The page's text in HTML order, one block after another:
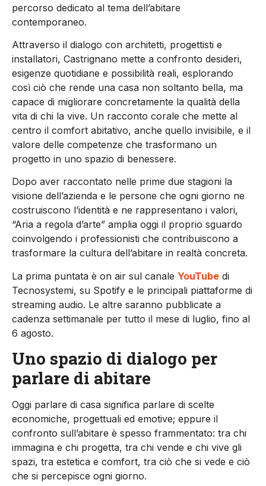
percorso dedicato al tema dell’abitare
contemporaneo.
Attraverso il dialogo con architetti, progettisti e
installatori, Castrignano mette a confronto desideri,
esigenze quotidiane e possibilità reali, esplorando
così ciò che rende una casa non soltanto bella, ma
capace di migliorare concretamente la qualità della
vita di chi la vive. Un racconto corale che mette al
centro il comfort abitativo, anche quello invisibile, e il
valore delle competenze che trasformano un
progetto in uno spazio di benessere.
Dopo aver raccontato nelle prime due stagioni la
visione dell’azienda e le persone che ogni giorno ne
costruiscono l’identità e ne rappresentano i valori,
“Aria a regola d’arte” amplia oggi il proprio sguardo
coinvolgendo i professionisti che contribuiscono a
trasformare la cultura dell’abitare in realtà concreta.
La prima puntata è on air sul canale YouTube di
Tecnosystemi, su Spotify e le principali piattaforme di
streaming audio. Le altre saranno pubblicate a
cadenza settimanale per tutto il mese di luglio, fino al
6 agosto.
Uno spazio di dialogo per
parlare di abitare
Oggi parlare di casa significa parlare di scelte
economiche, progettuali ed emotive; eppure il
confronto sull’abitare è spesso frammentato: tra chi
immagina e chi progetta, tra chi vende e chi vive gli
spazi, tra estetica e comfort, tra ciò che si vede e ciò
che si percepisce ogni giorno.